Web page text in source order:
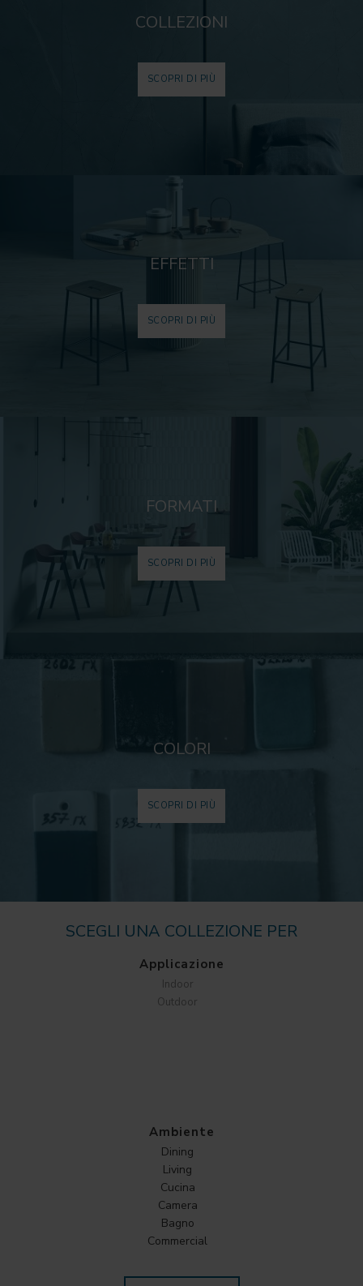
COLLEZIONI
SCOPRI DI PIÙ
EFFETTI
SCOPRI DI PIÙ
FORMATI
SCOPRI DI PIÙ
COLORI
SCOPRI DI PIÙ
SCEGLI UNA COLLEZIONE PER
Applicazione
Indoor
Outdoor
Ambiente
Dining
Living
Cucina
Camera
Bagno
Commercial